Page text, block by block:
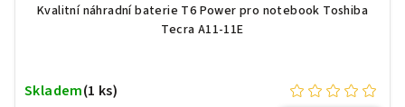
Kvalitní náhradní baterie T6 Power pro notebook Toshiba
Tecra A11-11E
Skladem(1 ks)